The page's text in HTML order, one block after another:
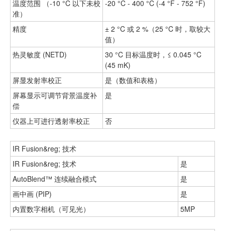
温度范围 （-10 °C 以下未校
准）
-20 °C - 400 °C (-4 °F - 752 °F)
精度
± 2 °C 或 2 %（25 °C 时，取较大
值）
热灵敏度 (NETD)
30 °C 目标温度时，≤ 0.045 °C
(45 mK)
屏显发射率校正
是（数值和表格）
屏幕显示可调节背景温度补
偿
是
仪器上可进行透射率校正 否
IR Fusion&reg; 技术
IR Fusion&reg; 技术
是
AutoBlend™ 连续融合模式
是
画中画 (PIP)
是
内置数字相机（可见光）
5MP